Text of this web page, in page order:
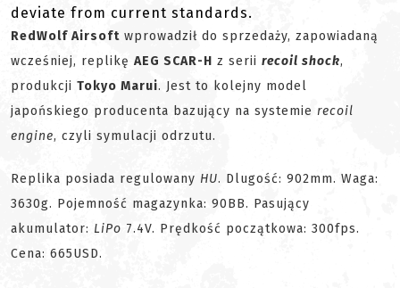
deviate from current standards.
RedWolf Airsoft wprowadził do sprzedaży, zapowiadaną
wcześniej, replikę AEG SCAR-H z serii recoil shock,
produkcji Tokyo Marui. Jest to kolejny model
japońskiego producenta bazujący na systemie recoil
engine, czyli symulacji odrzutu.
Replika posiada regulowany HU. Dlugość: 902mm. Waga:
3630g. Pojemność magazynka: 90BB. Pasujący
akumulator: LiPo 7.4V. Prędkość początkowa: 300fps.
Cena: 665USD.